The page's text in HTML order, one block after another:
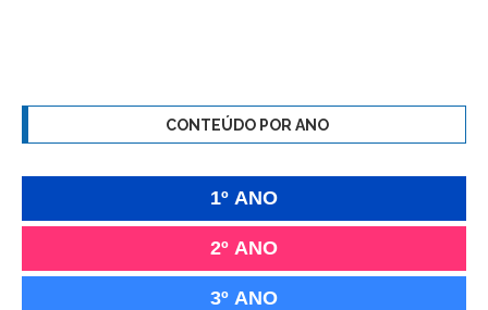
CONTEÚDO POR ANO
1º ANO
2º ANO
3º ANO